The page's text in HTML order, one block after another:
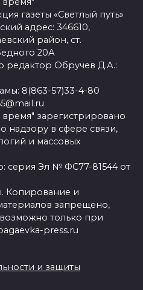
газеты «Светлый путь»
адрес: 346610,
район, ст.
20А
редактор Обручев Д.А.:
8(863-57)33-4-80
зарегистрировано
надзору в сфере связи,
и массовых
серия Эл № ФС77-81544 от
Копирование и
запрещено,
только при
press.ru
и защиты